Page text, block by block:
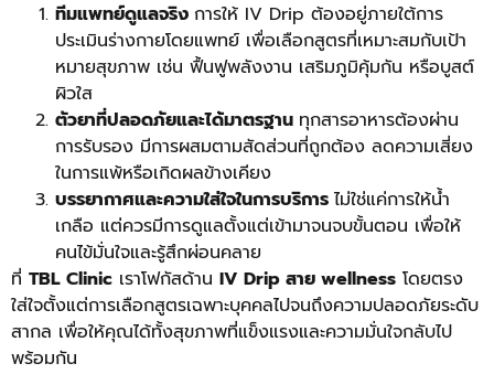
ทีมแพทย์ดูแลจริง การให้ IV Drip ต้องอยู่ภายใต้การ
ประเมินร่างกายโดยแพทย์ เพื่อเลือกสูตรที่เหมาะสมกับเป้า
หมายสุขภาพ เช่น ฟื้นฟูพลังงาน เสริมภูมิคุ้มกัน หรือบูสต์
ผิวใส
ตัวยาที่ปลอดภัยและได้มาตรฐาน ทุกสารอาหารต้องผ่าน
การรับรอง มีการผสมตามสัดส่วนที่ถูกต้อง ลดความเสี่ยง
ในการแพ้หรือเกิดผลข้างเคียง
บรรยากาศและความใส่ใจในการบริการ ไม่ใช่แค่การให้น้ำ
เกลือ แต่ควรมีการดูแลตั้งแต่เข้ามาจนจบขั้นตอน เพื่อให้
คนไข้มั่นใจและรู้สึกผ่อนคลาย
ที่ TBL Clinic เราโฟกัสด้าน IV Drip สาย wellness โดยตรง
ใส่ใจตั้งแต่การเลือกสูตรเฉพาะบุคคลไปจนถึงความปลอดภัยระดับ
สากล เพื่อให้คุณได้ทั้งสุขภาพที่แข็งแรงและความมั่นใจกลับไป
พร้อมกัน